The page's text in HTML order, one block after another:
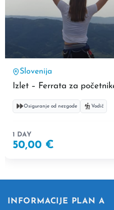
Slovenija
Izlet – Ferrata za
Osiguranje od nezgode Vodič
1 DAY
50,00 €
INFORMACIJE PLAN A